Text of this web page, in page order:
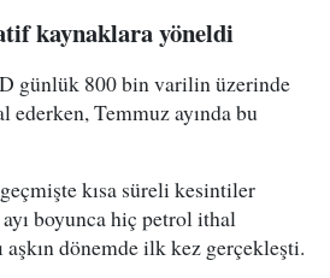
kaynaklara yöneldi
günlük 800 bin varilin üzerinde
Temmuz ayında bu
kısa süreli kesintiler
boyunca hiç petrol ithal
aşkın dönemde ilk kez gerçekleşti.